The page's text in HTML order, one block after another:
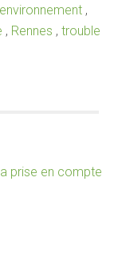
environnement ,
, Rennes , trouble
prise en compte